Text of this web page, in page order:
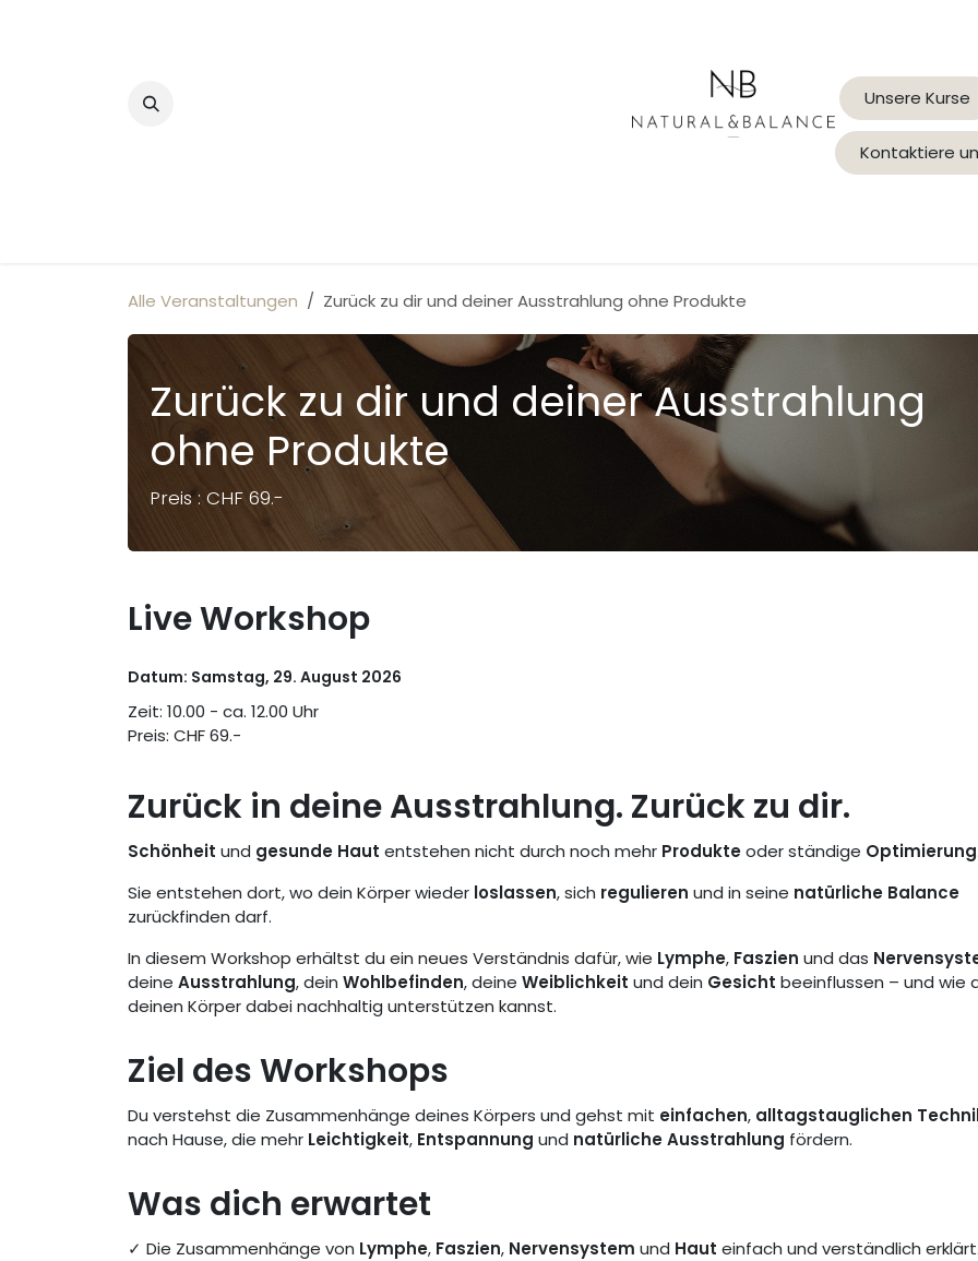
Unsere Kurse
Kontaktiere
Alle Veranstaltungen Zurück zu dir und deiner Ausstrahlung ohne Produkte
Zurück zu dir und deiner Ausstrahlung
ohne Produkte
Preis : CHF 69.-
Live Workshop
Datum: Samstag, 29. August 2026
Zeit: 10.00 - ca. 12.00 Uhr
Preis: CHF 69.-
Zurück in deine Ausstrahlung. Zurück zu dir.
Schönheit und gesunde Haut entstehen nicht durch noch mehr Produkteoder ständige Optimierung
Sie entstehen dort, wo dein Körper wieder loslassen, sich regulieren und in seine natürliche Balance
zurückfinden darf.
In diesem Workshop erhältst du ein neues Verständnis dafür, wie Lymphe, Faszien und das
deine Ausstrahlung, dein Wohlbefinden, deine Weiblichkeit und dein Gesicht beeinflussen – und wie
deinen Körper dabei nachhaltig unterstützen kannst.
Ziel des Workshops
Du verstehst die Zusammenhänge deines Körpers und gehst mit einfachen, alltagstauglichen
nach Hause, die mehr Leichtigkeit, Entspannung und natürliche Ausstrahlung fördern.
Was dich erwartet
✓ Die Zusammenhänge von Lymphe, Faszien, Nervensystem und Haut einfach und verständlich